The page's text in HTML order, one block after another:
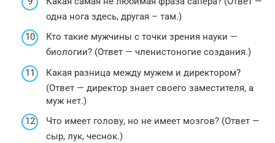
одна нога здесь, другая – там.)
Кто такие мужчины с точки зрения науки —
биологии? (Ответ — членистоногие создания.)
Какая разница между мужем и директором?
(Ответ — директор знает своего заместителя, а
муж нет.)
Что имеет голову, но не имеет мозгов? (Ответ —
сыр, лук, чеснок.)